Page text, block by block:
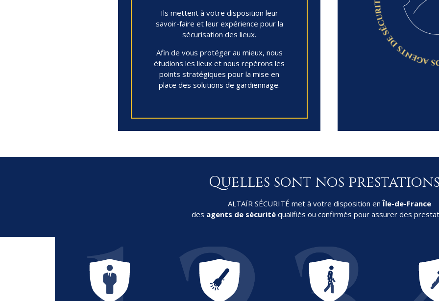
Ils mettent à votre disposition leur
savoir-faire et leur expérience pour la
sécurisation des lieux.
Afin de vous protéger au mieux, nous
étudions les lieux et nous repérons les
points stratégiques pour la mise en
place des solutions de gardiennage.
Quelles sont nos
ALTAÏR SÉCURITÉ met à votre disposition enÎle-de-France
des agents de sécuritéqualifiés ou confirmés pour assurer des